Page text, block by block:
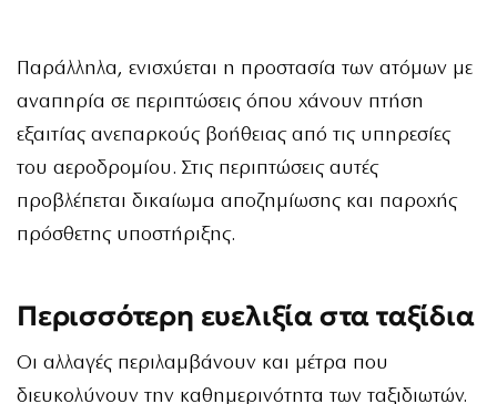
Παράλληλα, ενισχύεται η προστασία των ατόμων με
αναπηρία σε περιπτώσεις όπου χάνουν πτήση
εξαιτίας ανεπαρκούς βοήθειας από τις υπηρεσίες
του αεροδρομίου. Στις περιπτώσεις αυτές
προβλέπεται δικαίωμα αποζημίωσης και παροχής
πρόσθετης υποστήριξης.
Περισσότερη ευελιξία στα ταξίδια
Οι αλλαγές περιλαμβάνουν και μέτρα που
διευκολύνουν την καθημερινότητα των ταξιδιωτών.